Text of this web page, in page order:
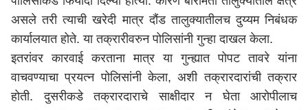
असले तरी त्याची खरेदी मात्र दौंड तालुक्यातीलच दुय्यम निबंधक
कार्यालयात होते. या तक्रारीवरुन पोलिसांनी गुन्हा दाखल केला.
इतरांवर कारवाई करताना मात्र या गुन्ह्यात पोपट तावरे यांना
वाचवण्याचा प्रयत्न पोलिसांनी केला, अशी तक्रारदारांची तक्रार
होती. दुसरीकडे तक्रारदाराचे साक्षीदार न घेता आरोपीलाच